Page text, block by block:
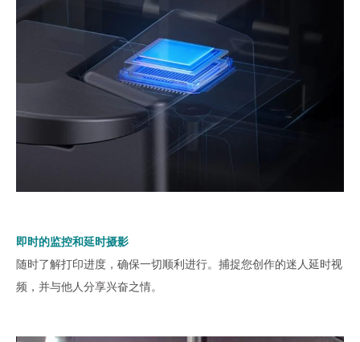
即时的监控和延时摄影
随时了解打印进度，确保一切顺利进行。捕捉您创作的迷人延时视
频，并与他人分享兴奋之情。